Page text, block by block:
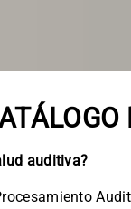
auditiva?